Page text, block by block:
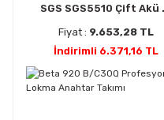
SGS SGS5510 Çift Akü
Fiyat : 9.653,28 TL
İndirimli 6.371,16 TL